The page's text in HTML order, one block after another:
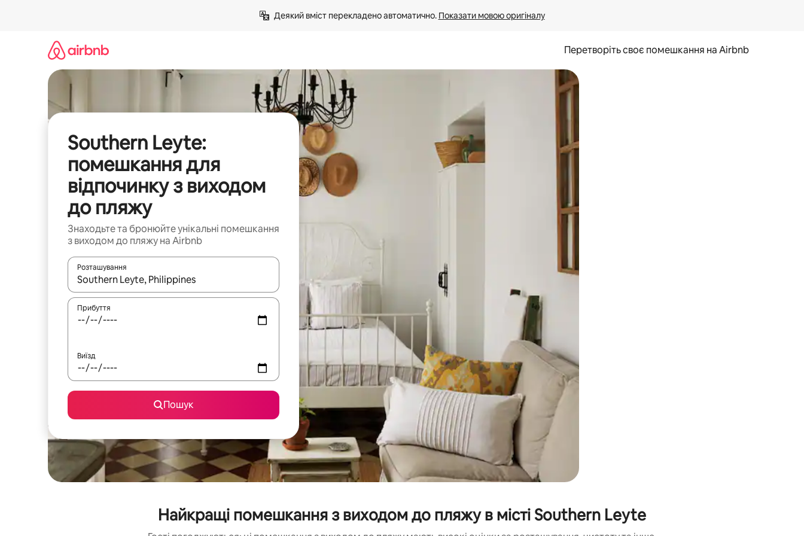
Деякий вміст перекладено автоматично. Показати мовою оригіналу
Перетворіть своє помешкання на Airbnb
Southern Leyte:
помешкання для
відпочинку з виходом
до пляжу
Знаходьте та бронюйте унікальні помешкання
з виходом до пляжу на Airbnb
Розташування
Отримавши результати пошуку, використовуйте для навігації сторінкою клавіші зі стрілками вгору та вниз або жести дотику та гортання.
Прибуття
Виїзд
Пошук
Найкращі помешкання з виходом до пляжу в місті Southern Leyte